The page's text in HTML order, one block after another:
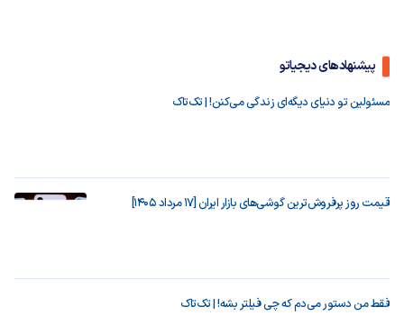
پیشنهادهای دیجیاتو
مسئولین تو دنیای دیگه‌ای زندگی می‌کنن! | تک‌تاک
قیمت روز پرفروش‌ترین گوشی‌های بازار ایران [17 مرداد 1405]
فقط من دستور می‌دم که چی فیلتر بشه! | تک‌تاک